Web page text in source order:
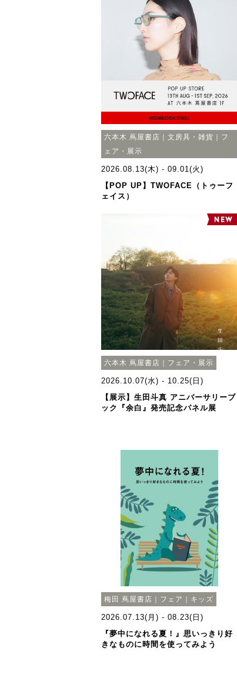
六本木 蔦屋書店｜文房具・雑貨｜フ
ェア・展示
2026.08.13(木) - 09.01(火)
【POP UP】TWOFACE（トゥーフ
ェイス）
六本木 蔦屋書店｜フェア・展示
2026.10.07(水) - 10.25(日)
【展示】生田斗真 アニバーサリーブ
ック『余白』発売記念パネル展
梅田 蔦屋書店｜フェア｜キッズ
2026.07.13(月) - 08.23(日)
『夢中になれる夏！』思いっきり好
きなものに時間を使ってみよう